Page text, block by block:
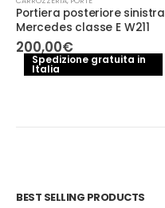
Portiera posteriore sinistra
Mercedes classe E W211
200,00€
Spedizione gratuita in
Italia
BEST SELLING PRODUCTS